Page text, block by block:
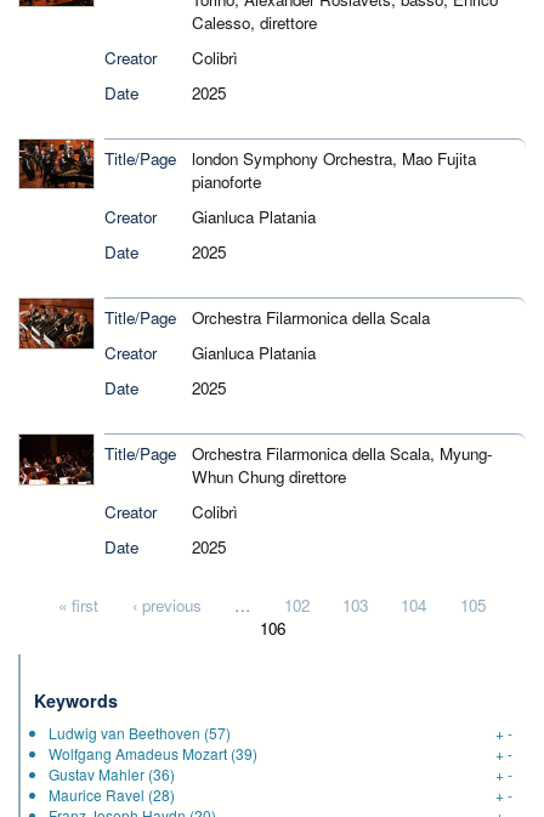
Calesso, direttore
Creator
Colibrì
Date
2025
Title/Page
london Symphony Orchestra, Mao Fujita
pianoforte
Creator
Gianluca Platania
Date
2025
Title/Page
Orchestra Filarmonica della Scala
Creator
Gianluca Platania
Date
2025
Title/Page
Orchestra Filarmonica della Scala, Myung-
Whun Chung direttore
Creator
Colibrì
Date
2025
Pages« first ‹ previous … 102 103 104
105
106
Keywords
Ludwig van Beethoven (57) +-
Wolfgang Amadeus Mozart (39) +-
Gustav Mahler (36) +-
Maurice Ravel (28) +-